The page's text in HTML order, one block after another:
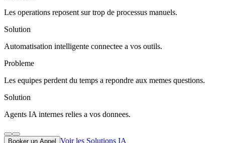
Les operations reposent sur trop de processus manuels.
Solution
Automatisation intelligente connectee a vos outils.
Probleme
Les equipes perdent du temps a repondre aux memes questions.
Solution
Agents IA internes relies a vos donnees.
Booker un Appel Voir les Solutions IA